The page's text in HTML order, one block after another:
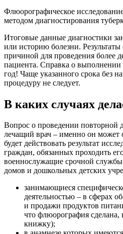
Флюорографическое
методом диагностирования
Итоговые данные диагностики
или историю болезни.
причиной для проведения более
пациента. Справка о выполнении
год! Чаще указанного срока без
процедуру не следует.
В каких случаях
Вопрос о проведении повторной
лечащий врач – именно он может
будет действовать результат
граждан, обязанных проходить
военнослужащие срочной
домов и дошкольных детских
занимающиеся
деятельностью – в сферах
и продажи продуктов
что флюорография сделана,
книжку);